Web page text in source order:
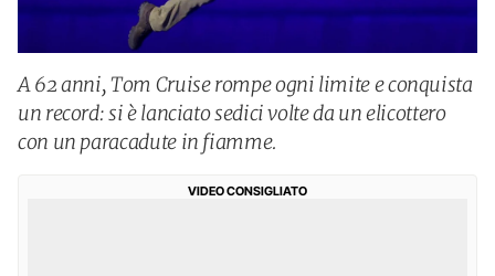
A 62 anni, Tom Cruise rompe ogni limite e conquista
un record: si è lanciato sedici volte da un elicottero
con un paracadute in fiamme.
VIDEO CONSIGLIATO